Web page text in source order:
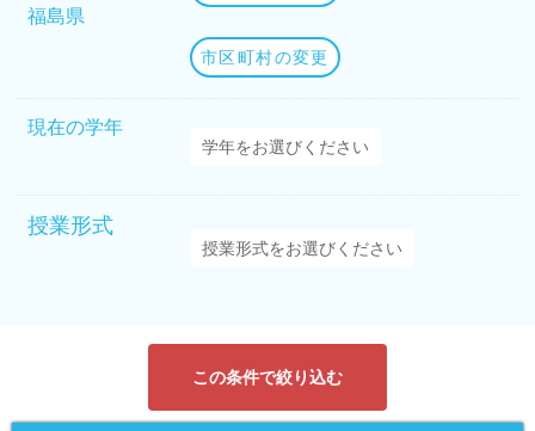
福島県
市区町村の変更
現在の学年
授業形式
この条件で絞り込む